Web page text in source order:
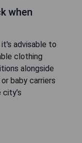
when
advisable to
clothing
alongside
baby carriers